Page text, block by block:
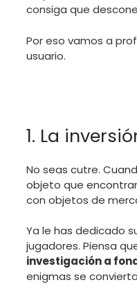
consiga que
Por eso vamos a
usuario.
1. La
No seas cutre.
objeto que
con objetos de
Ya le has dedicado
jugadores. Piensa
investigación a
enigmas se